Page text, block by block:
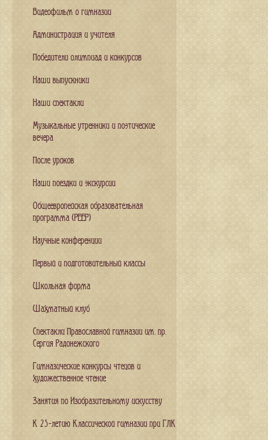
Видеофильм о гимназии
Администрация и учителя
Победители олимпиад и конкурсов
Наши выпускники
Наши спектакли
Музыкальные утренники и поэтические
вечера
После уроков
Наши поездки и экскурсии
Общеевропейская образовательная
программа (PEEP)
Научные конференции
Первый и подготовительный классы
Школьная форма
Шахматный клуб
Спектакли Православной гимназии им. пр.
Сергия Радонежского
Гимназические конкурсы чтецов и
художественное чтение
Занятия по Изобразительному искусству
К 25-летию Классической гимназии при ГЛК